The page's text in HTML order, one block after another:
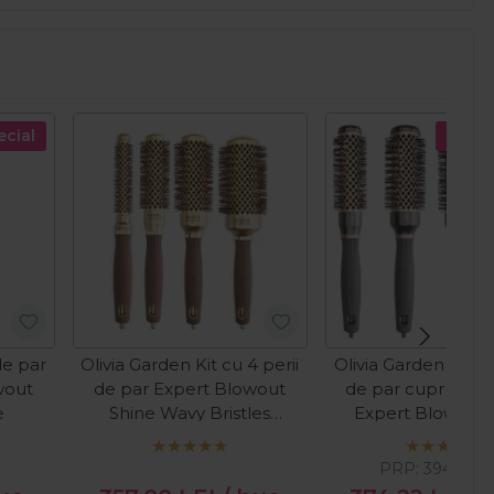
par
Olivia Garden Kit cu 4 perii
de par Expert Blowout
Shine Wavy Bristles
Gold&Brown
Olivia Garden Kit
de par
Expert Blowout
Nylgard
PRP: 394,00